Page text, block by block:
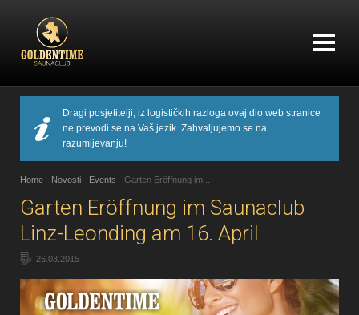
Dragi posjetitelji, iz logističkih razloga ovaj dio web stranice
ne prevodi se na Vaš jezik. Zahvaljujemo se na
razumijevanju!
Home - Novosti - Events - Garten Eröffnung im...
Garten Eröffnung im Saunaclub
Linz-Leonding am 16. April
26.03.2015